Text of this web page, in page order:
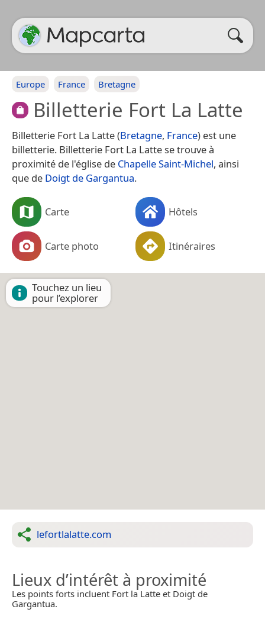
Europe France Bretagne
Billetterie Fort La Latte
Billetterie Fort La Latte (Bretagne, France) est une
billetterie. Billetterie Fort La Latte se trouve à
proximité de l'église de Chapelle Saint-Michel, ainsi
que de Doigt de Gargantua.
Carte Hôtels
Carte photo Itinéraires
Touchez un lieu
pour l’explorer
lefortlalatte.com
Lieux d’intérêt à proximité
Les points forts incluent Fort la Latte et Doigt de
Gargantua.